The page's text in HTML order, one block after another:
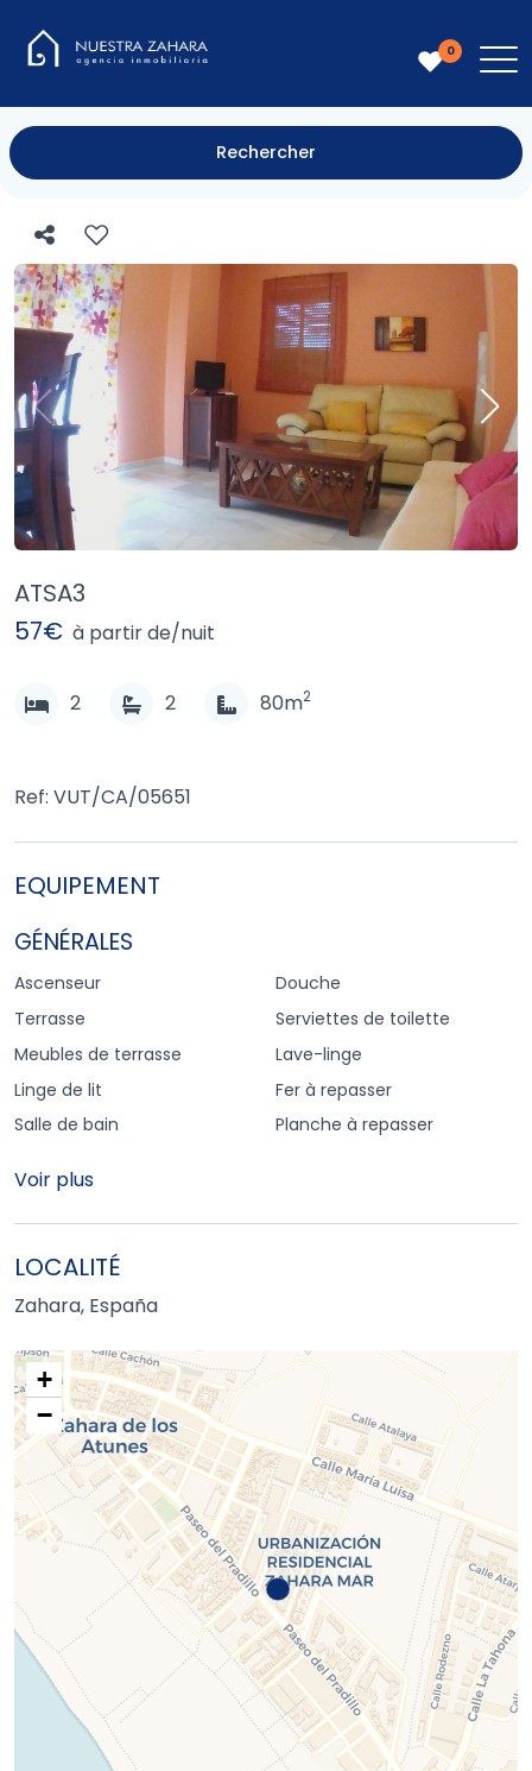
0
Rechercher
ATSA3
2 2 80m2
Ref: VUT/CA/05651
EQUIPEMENT
GÉNÉRALES
Ascenseur
Terrasse
Meubles de terrasse
Linge de lit
Salle de bain
Douche
Serviettes de toilette
Lave-linge
Fer à repasser
Planche à repasser
Voir plus
57€ à partir de/nuit
LOCALITÉ
Zahara, España
+
−